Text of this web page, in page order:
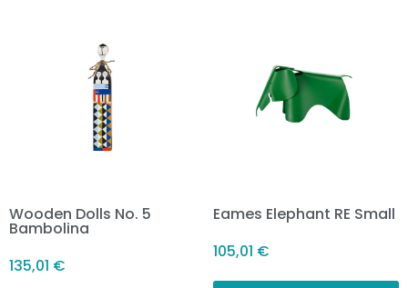
Wooden Dolls No. 5
Bambolina
135,01 €
Eames Elephant RE Small
105,01 €